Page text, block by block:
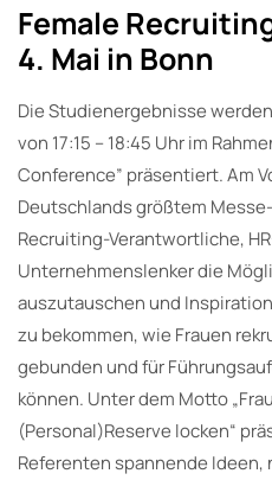
Female
4. Mai in Bonn
Die Studienergebnisse
von 17:15 – 18:45 Uhr im
Conference” präsentiert. Am
Deutschlands größtem
Recruiting-Verantwortliche,
Unternehmenslenker die
auszutauschen und
zu bekommen, wie Frauen
gebunden und für
können. Unter dem Motto
(Personal)Reserve locken“
Referenten spannende Ideen,